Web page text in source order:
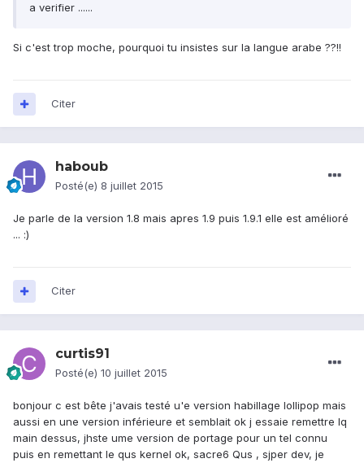
a verifier ......
Si c'est trop moche, pourquoi tu insistes sur la langue arabe ??!!
Citer
haboub
Posté(e) 8 juillet 2015
Je parle de la version 1.8 mais apres 1.9 puis 1.9.1 elle est amélioré
... :)
Citer
curtis91
Posté(e) 10 juillet 2015
bonjour c est bête j'avais testé u'e version habillage lollipop mais
aussi en une version inférieure et semblait ok j essaie remettre lq
main dessus, jhste ume version de portage pour un tel connu
puis en remettant le qus kernel ok, sacre6 Qus , sjper dev, je